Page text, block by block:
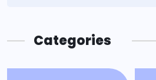
Categories